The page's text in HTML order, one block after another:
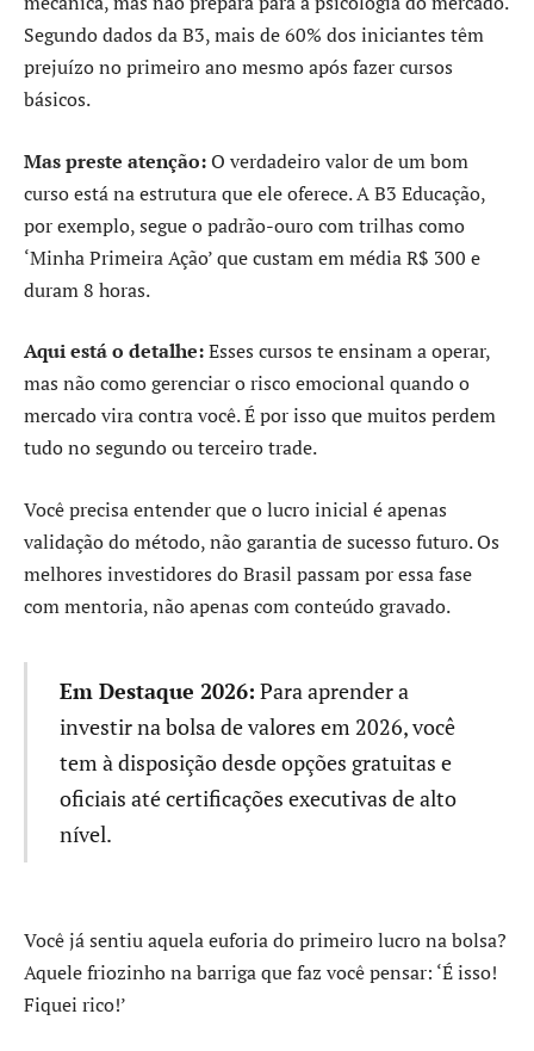
Segundo dados da B3, mais de 60% dos iniciantes têm
prejuízo no primeiro ano mesmo após fazer cursos
básicos.
Mas preste atenção:O verdadeiro valor de um bom
curso está na estrutura que ele oferece. A B3 Educação,
por exemplo, segue o padrão-ouro com trilhas como
‘Minha Primeira Ação’ que custam em média R$ 300 e
duram 8 horas.
Aqui está o detalhe:Esses cursos te ensinam a operar,
mas não como gerenciar o risco emocional quando o
mercado vira contra você. É por isso que muitos perdem
tudo no segundo ou terceiro trade.
Você precisa entender que o lucro inicial é apenas
validação do método, não garantia de sucesso futuro. Os
melhores investidores do Brasil passam por essa fase
com mentoria, não apenas com conteúdo gravado.
Em Destaque 2026: Para aprender a
investir na bolsa de valores em 2026, você
tem à disposição desde opções gratuitas e
oficiais até certificações executivas de alto
nível.
Você já sentiu aquela euforia do primeiro lucro na bolsa?
Aquele friozinho na barriga que faz você pensar: ‘É isso!
Fiquei rico!’